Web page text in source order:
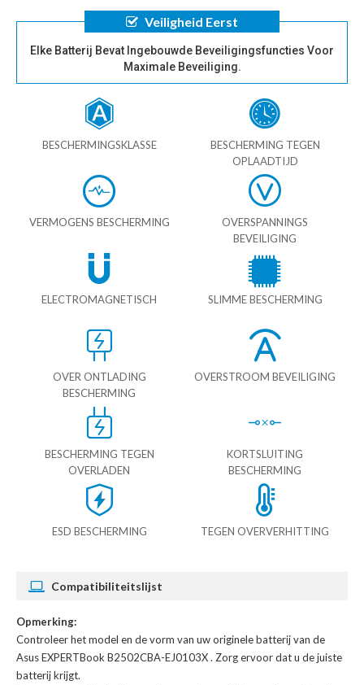
Veiligheid Eerst
Elke Batterij Bevat Ingebouwde Beveiligingsfuncties Voor
Maximale Beveiliging.
BESCHERMINGSKLASSE
BESCHERMING TEGEN
OPLAADTIJD
VERMOGENS BESCHERMING
OVERSPANNINGS
BEVEILIGING
ELECTROMAGNETISCH SLIMME BESCHERMING
OVER ONTLADING
BESCHERMING
OVERSTROOM BEVEILIGING
BESCHERMING TEGEN
OVERLADEN
KORTSLUITING
BESCHERMING
ESD BESCHERMING TEGEN OVERVERHITTING
Compatibiliteitslijst
Opmerking:
Controleer het model en de vorm van uw originele batterij van de
Asus EXPERTBook B2502CBA-EJ0103X. Zorg ervoor dat u de juiste
batterij krijgt.